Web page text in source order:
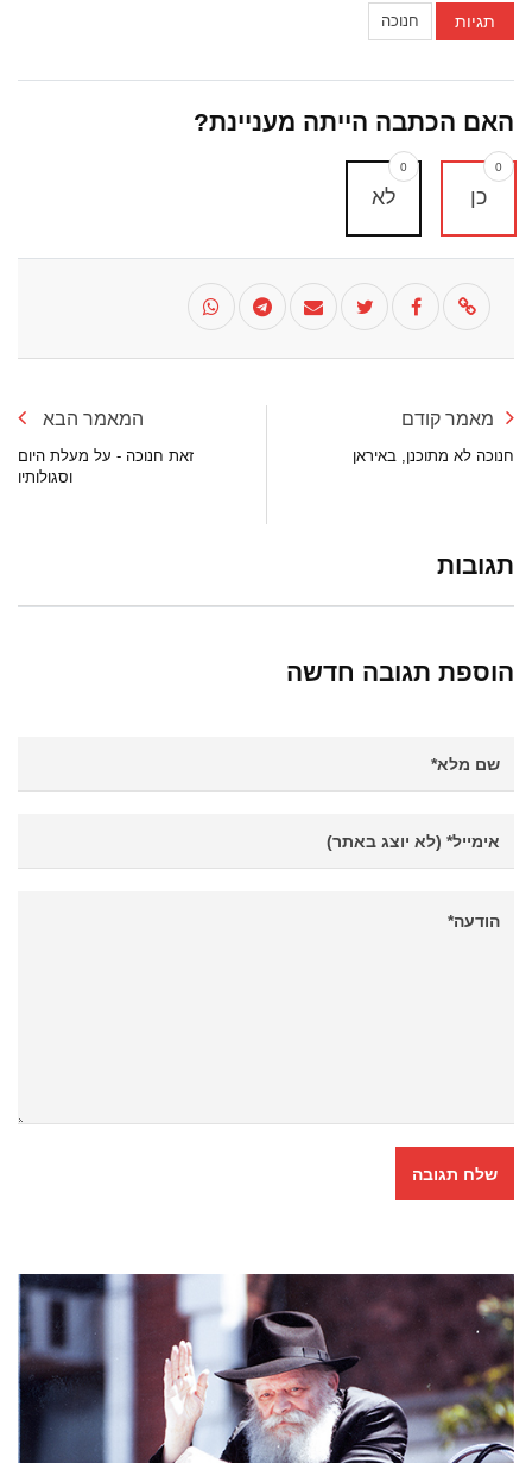
תגיות חנוכה
האם הכתבה הייתה מעניינת?
כן
0
לא
0
מאמר קודם
חנוכה לא מתוכנן, באיראן
המאמר הבא
זאת חנוכה - על מעלת היום
וסגולותיו
תגובות
הוספת תגובה חדשה